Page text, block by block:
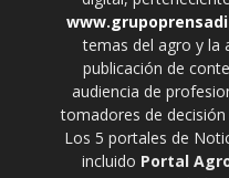
temas del agro y la
publicación de
audiencia de
tomadores de
Los 5 portales de
incluido Portal